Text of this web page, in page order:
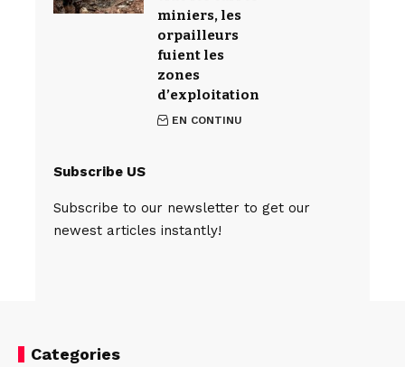
miniers, les
orpailleurs
fuient les
zones
d’exploitation
EN CONTINU
Subscribe US
Subscribe to our newsletter to get our
newest articles instantly!
Categories